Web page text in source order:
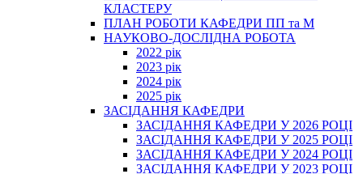
КЛАСТЕРУ
ПЛАН РОБОТИ КАФЕДРИ ПП та М
НАУКОВО-ДОСЛІДНА РОБОТА
2022 рік
2023 рік
2024 рік
2025 рік
ЗАСІДАННЯ КАФЕДРИ
ЗАСІДАННЯ КАФЕДРИ У 2026 РОЦІ
ЗАСІДАННЯ КАФЕДРИ У 2025 РОЦІ
ЗАСІДАННЯ КАФЕДРИ У 2024 РОЦІ
ЗАСІДАННЯ КАФЕДРИ У 2023 РОЦІ